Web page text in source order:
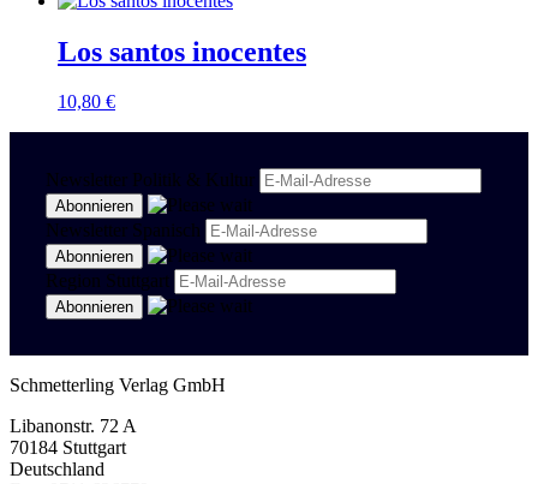
Los santos inocentes
10,80 €
Newsletter Politik & Kultur
Newsletter Spanisch
Region Stuttgart
Schmetterling Verlag GmbH
Libanonstr. 72 A
70184 Stuttgart
Deutschland